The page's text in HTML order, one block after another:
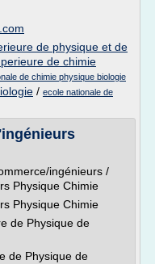
de physique et de
de chimie
de chimie physique biologie
/ ecole nationale de
ingénieurs /
Physique Chimie
Physique Chimie
de Physique de
de Physique de